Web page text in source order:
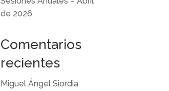
de 2026
Comentarios
recientes
Miguel Ángel Siordia